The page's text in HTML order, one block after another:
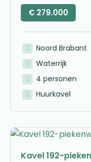
€ 279.000
Noord Brabant
Waterrijk
4 personen
Huurkavel
Kavel 192-